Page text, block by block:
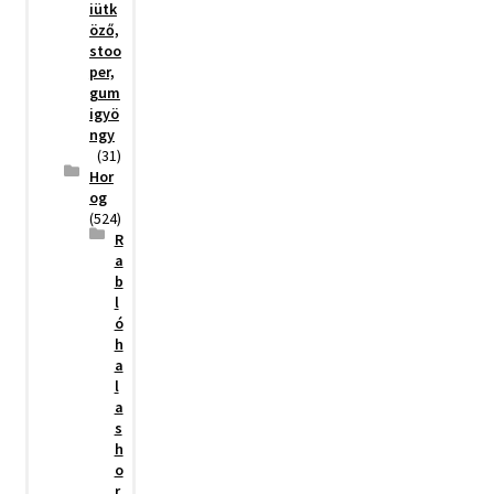
iütk
öző,
stoo
per,
gum
igyö
ngy
(31)
Hor
og
(524)
R
a
b
l
ó
h
a
l
a
s
h
o